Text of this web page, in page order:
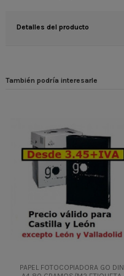
Detalles del producto
También podría interesarle
PAPEL FOTOCOPIADORA GO DIN